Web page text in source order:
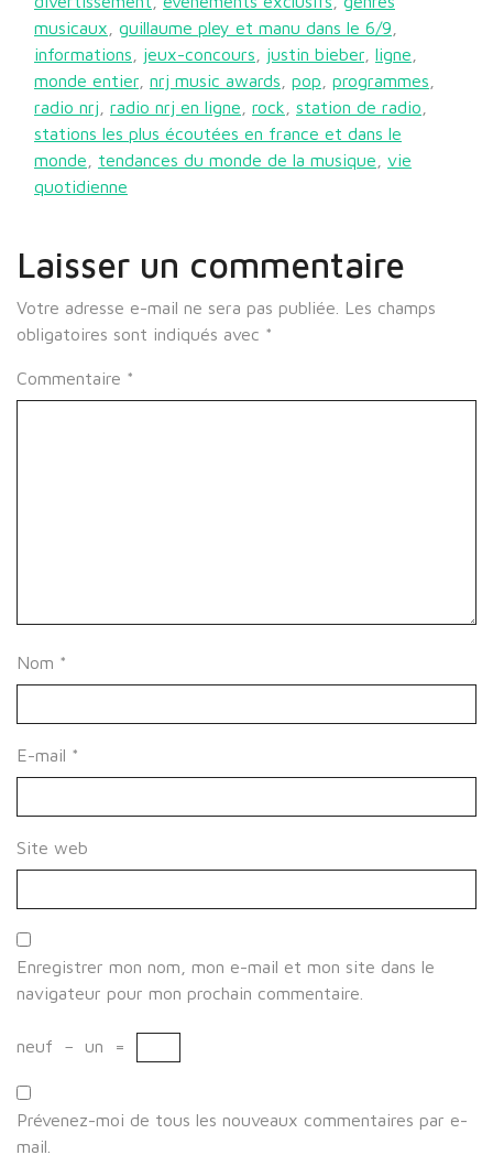
musicaux
guillaume pley et manu dans le 6/9
informations
jeux-concours justin bieber ligne
monde entier nrj music awards pop programmes
radio nrj
radio nrj en ligne rock station de radio
stations les plus écoutées en france et dans le
monde
tendances du monde de la musique
vie
quotidienne
Laisser un commentaire
Votre adresse e-mail ne sera pas publiée.
Les champs
obligatoires sont indiqués avec *
Commentaire *
Nom *
E-mail *
Site web
Enregistrer mon nom, mon e-mail et mon site dans le
navigateur pour mon prochain commentaire.
neuf − un =
Prévenez-moi de tous les nouveaux commentaires par e-
mail.